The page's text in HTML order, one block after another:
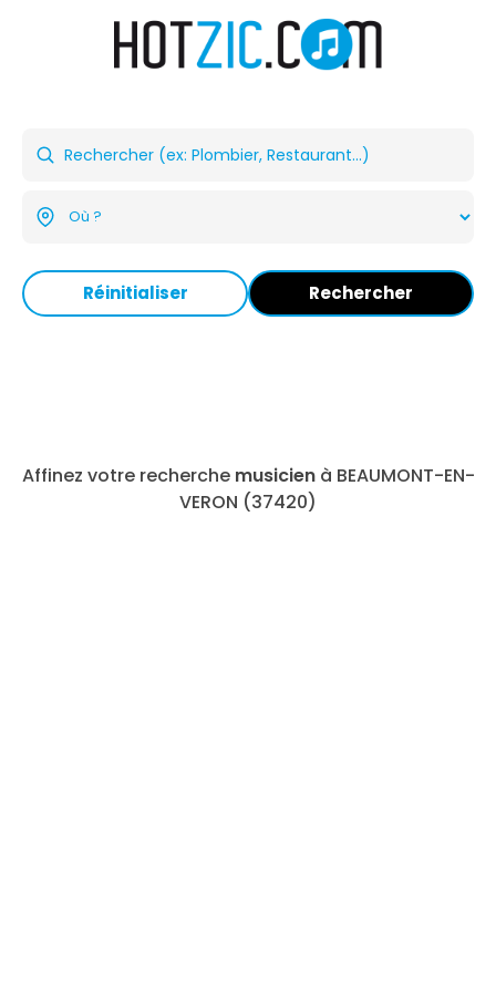
Réinitialiser Rechercher
Affinez votre recherche musicienà BEAUMONT-EN-
VERON (37420)